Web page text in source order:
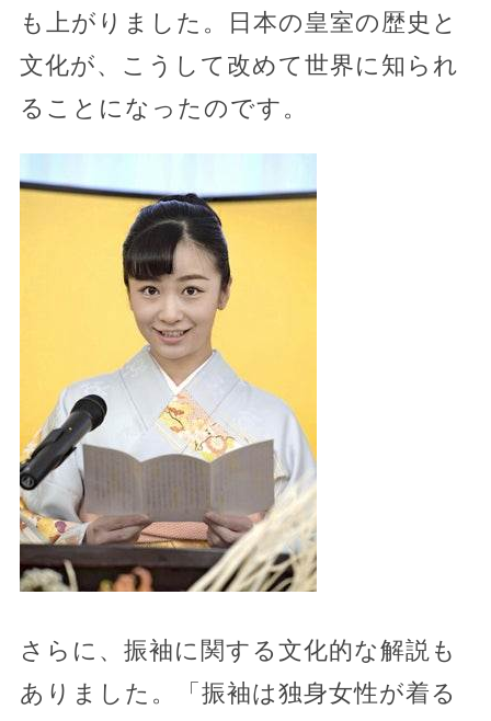
も上がりました。日本の皇室の歴史と
文化が、こうして改めて世界に知られ
ることになったのです。
さらに、振袖に関する文化的な解説も
ありました。「振袖は独身女性が着る